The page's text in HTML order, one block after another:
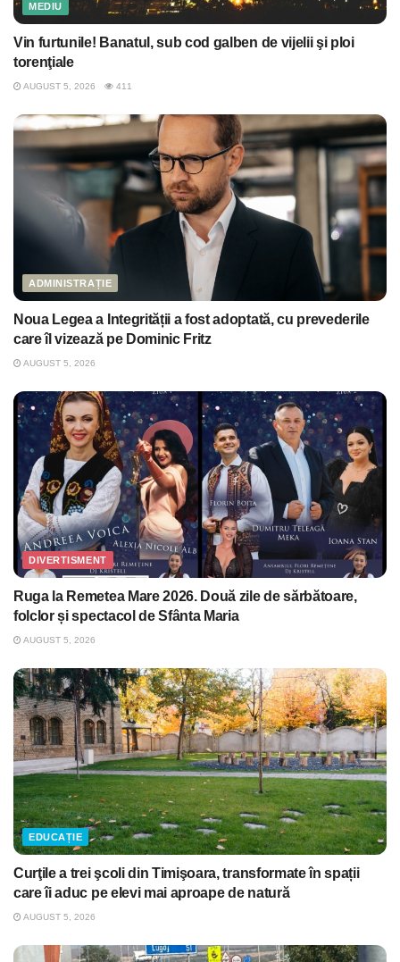
MEDIU
Vin furtunile! Banatul, sub cod galben de vijelii şi ploi
torenţiale
AUGUST 5, 2026 411
ADMINISTRAȚIE
Noua Legea a Integrității a fost adoptată, cu prevederile
care îl vizează pe Dominic Fritz
AUGUST 5, 2026
DIVERTISMENT
Ruga la Remetea Mare 2026. Două zile de sărbătoare,
folclor și spectacol de Sfânta Maria
AUGUST 5, 2026
EDUCAȚIE
Curţile a trei şcoli din Timişoara, transformate în spații
care îi aduc pe elevi mai aproape de natură
AUGUST 5, 2026